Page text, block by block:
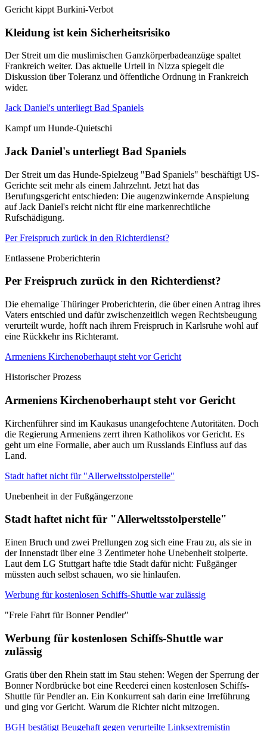
Gericht kippt Burkini-Verbot
Kleidung ist kein Sicherheitsrisiko
Der Streit um die muslimischen Ganzkörperbadeanzüge spaltet
Frankreich weiter. Das aktuelle Urteil in Nizza spiegelt die
Diskussion über Toleranz und öffentliche Ordnung in Frankreich
wider.
Jack Daniel's unterliegt Bad Spaniels
Kampf um Hunde-Quietschi
Jack Daniel's unterliegt Bad Spaniels
Der Streit um das Hunde-Spielzeug "Bad Spaniels" beschäftigt US-
Gerichte seit mehr als einem Jahrzehnt. Jetzt hat das
Berufungsgericht entschieden: Die augenzwinkernde Anspielung
auf Jack Daniel's reicht nicht für eine markenrechtliche
Rufschädigung.
Per Freispruch zurück in den Richterdienst?
Entlassene Proberichterin
Per Freispruch zurück in den Richterdienst?
Die ehemalige Thüringer Proberichterin, die über einen Antrag ihres
Vaters entschied und dafür zwischenzeitlich wegen Rechtsbeugung
verurteilt wurde, hofft nach ihrem Freispruch in Karlsruhe wohl auf
eine Rückkehr ins Richteramt.
Armeniens Kirchenoberhaupt steht vor Gericht
Historischer Prozess
Armeniens Kirchenoberhaupt steht vor Gericht
Kirchenführer sind im Kaukasus unangefochtene Autoritäten. Doch
die Regierung Armeniens zerrt ihren Katholikos vor Gericht. Es
geht um eine Formalie, aber auch um Russlands Einfluss auf das
Land.
Stadt haftet nicht für "Allerweltsstolperstelle"
Unebenheit in der Fußgängerzone
Stadt haftet nicht für "Allerweltsstolperstelle"
Einen Bruch und zwei Prellungen zog sich eine Frau zu, als sie in
der Innenstadt über eine 3 Zentimeter hohe Unebenheit stolperte.
Laut dem LG Stuttgart hafte tdie Stadt dafür nicht: Fußgänger
müssten auch selbst schauen, wo sie hinlaufen.
Werbung für kostenlosen Schiffs-Shuttle war zulässig
"Freie Fahrt für Bonner Pendler"
Werbung für kostenlosen Schiffs-Shuttle war
zulässig
Gratis über den Rhein statt im Stau stehen: Wegen der Sperrung der
Bonner Nordbrücke bot eine Reederei einen kostenlosen Schiffs-
Shuttle für Pendler an. Ein Konkurrent sah darin eine Irreführung
und ging vor Gericht. Warum die Richter nicht mitzogen.
BGH bestätigt Beugehaft gegen verurteilte Linksextremistin